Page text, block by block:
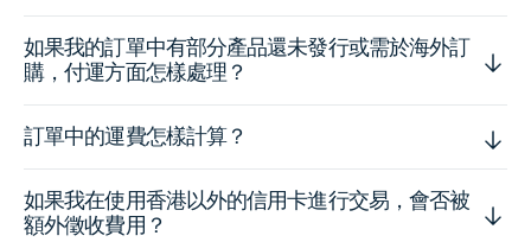
如果我的訂單中有部分產品還未發行或需於海外訂
購，付運方面怎樣處理？
訂單中的運費怎樣計算？
如果我在使用香港以外的信用卡進行交易，會否被
額外徵收費用？